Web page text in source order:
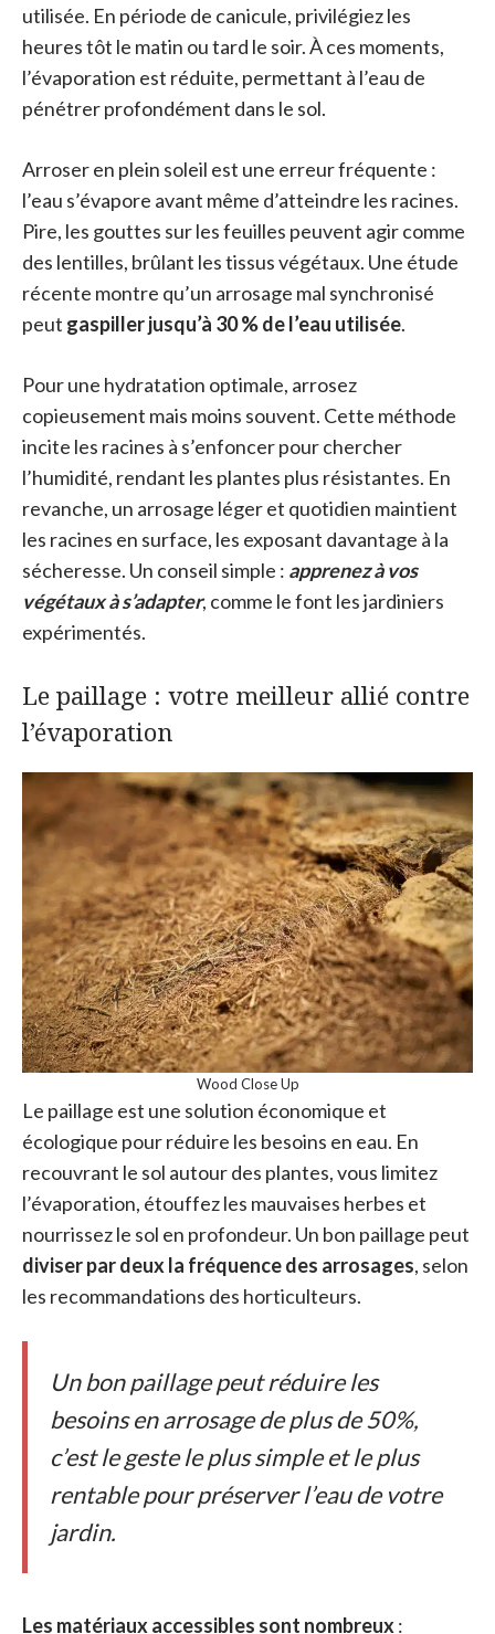
utilisée. En période de canicule, privilégiez les
heures tôt le matin ou tard le soir. À ces moments,
l’évaporation est réduite, permettant à l’eau de
pénétrer profondément dans le sol.
Arroser en plein soleil est une erreur fréquente :
l’eau s’évapore avant même d’atteindre les racines.
Pire, les gouttes sur les feuilles peuvent agir comme
des lentilles, brûlant les tissus végétaux. Une étude
récente montre qu’un arrosage mal synchronisé
peut gaspiller jusqu’à 30 % de l’eau utilisée.
Pour une hydratation optimale, arrosez
copieusement mais moins souvent. Cette méthode
incite les racines à s’enfoncer pour chercher
l’humidité, rendant les plantes plus résistantes. En
revanche, un arrosage léger et quotidien maintient
les racines en surface, les exposant davantage à la
sécheresse. Un conseil simple : apprenez à vos
végétaux à s’adapter, comme le font les jardiniers
expérimentés.
Le paillage : votre meilleur allié contre
l’évaporation
Wood Close Up
Le paillage est une solution économique et
écologique pour réduire les besoins en eau. En
recouvrant le sol autour des plantes, vous limitez
l’évaporation, étouffez les mauvaises herbes et
nourrissez le sol en profondeur. Un bon paillage peut
diviser par deux la fréquence des arrosages, selon
les recommandations des horticulteurs.
Un bon paillage peut réduire les
besoins en arrosage de plus de 50%,
c’est le geste le plus simple et le plus
rentable pour préserver l’eau de votre
jardin.
Les matériaux accessibles sont nombreux :